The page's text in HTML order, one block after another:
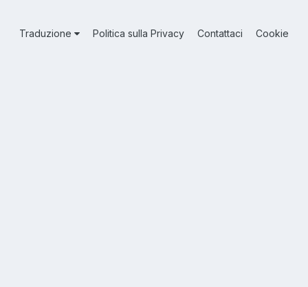
Traduzione Politica sulla Privacy Contattaci Cookie